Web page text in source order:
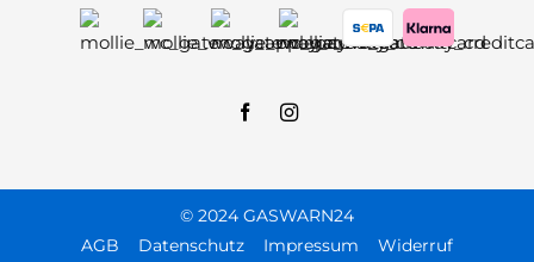
© 2024 GASWARN24
AGB
Datenschutz Impressum Widerruf